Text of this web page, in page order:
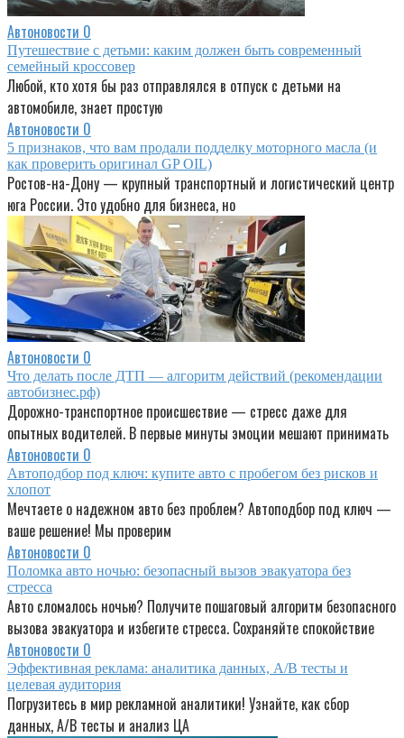
Автоновости 0
Путешествие с детьми: каким должен быть современный
семейный кроссовер
Любой, кто хотя бы раз отправлялся в отпуск с детьми на
автомобиле, знает простую
Автоновости 0
5 признаков, что вам продали подделку моторного масла (и
как проверить оригинал GP OIL)
Ростов-на-Дону — крупный транспортный и логистический центр
юга России. Это удобно для бизнеса, но
Автоновости 0
Что делать после ДТП — алгоритм действий (рекомендации
автобизнес.рф)
Дорожно-транспортное происшествие — стресс даже для
опытных водителей. В первые минуты эмоции мешают принимать
Автоновости 0
Автоподбор под ключ: купите авто с пробегом без рисков и
хлопот
Мечтаете о надежном авто без проблем? Автоподбор под ключ —
ваше решение! Мы проверим
Автоновости 0
Поломка авто ночью: безопасный вызов эвакуатора без
стресса
Авто сломалось ночью? Получите пошаговый алгоритм безопасного
вызова эвакуатора и избегите стресса. Сохраняйте спокойствие
Автоновости 0
Эффективная реклама: аналитика данных, A/B тесты и
целевая аудитория
Погрузитесь в мир рекламной аналитики! Узнайте, как сбор
данных, A/B тесты и анализ ЦА